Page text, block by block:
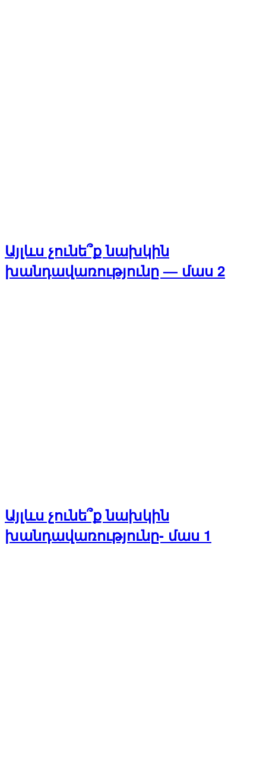
Այլևս չունե՞ք նախկին
խանդավառությունը — մաս 2
Այլևս չունե՞ք նախկին
խանդավառությունը- մաս 1